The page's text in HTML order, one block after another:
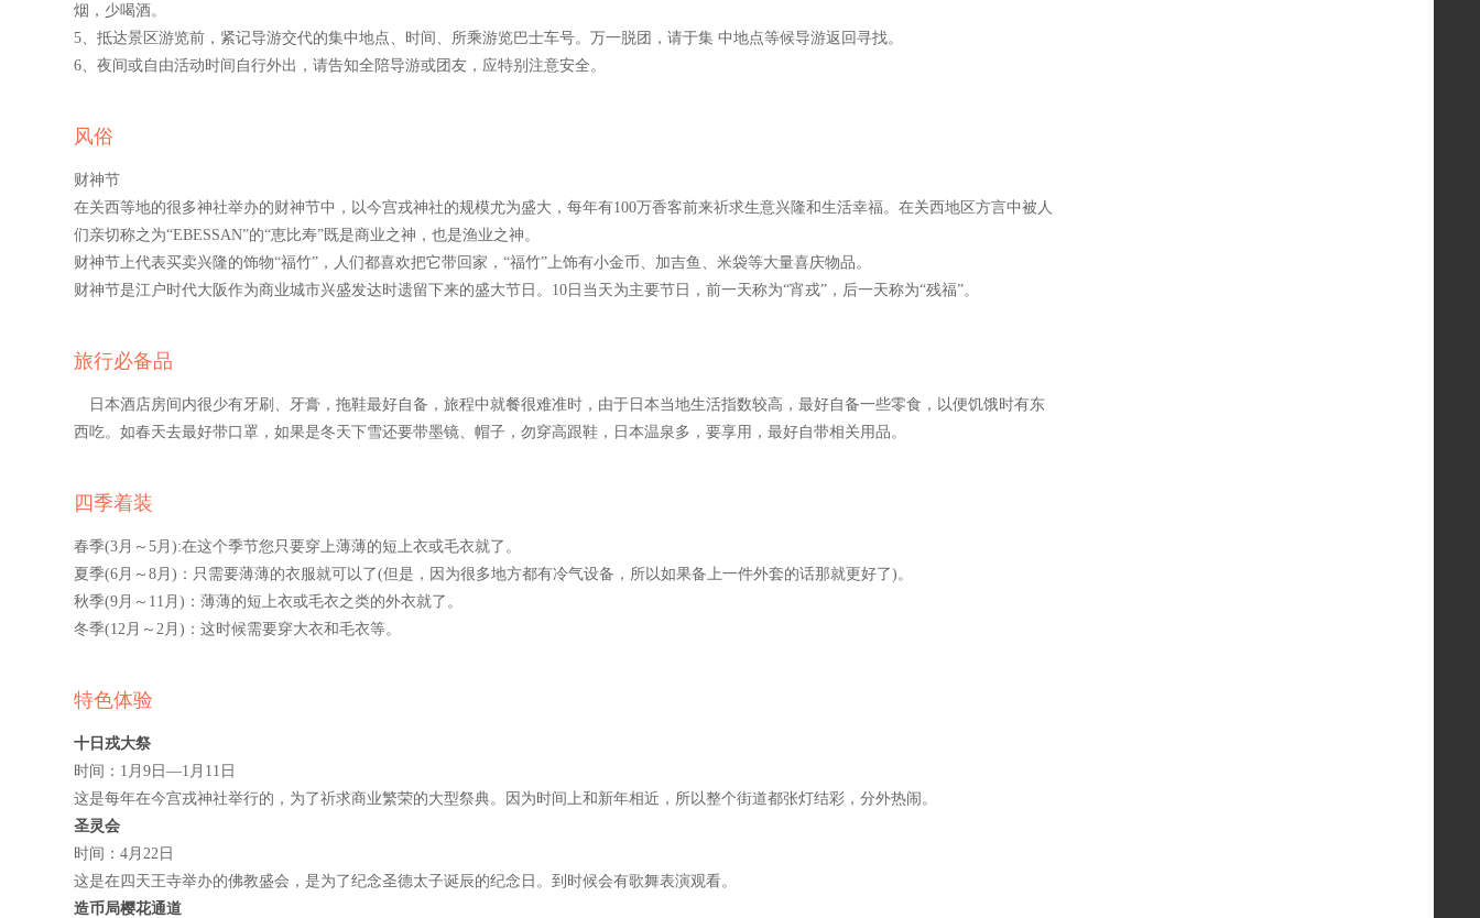
烟，少喝酒。
5、抵达景区游览前，紧记导游交代的集中地点、时间、所乘游览巴士车号。万一脱团，请于集 中地点等候导游返回寻找。
6、夜间或自由活动时间自行外出，请告知全陪导游或团友，应特别注意安全。
风俗
财神节
在关西等地的很多神社举办的财神节中，以今宫戎神社的规模尤为盛大，每年有100万香客前来祈求生意兴隆和生活幸福。在关西地区方言中被人
们亲切称之为“EBESSAN”的“恵比寿”既是商业之神，也是渔业之神。
财神节上代表买卖兴隆的饰物“福竹”，人们都喜欢把它带回家，“福竹”上饰有小金币、加吉鱼、米袋等大量喜庆物品。
财神节是江户时代大阪作为商业城市兴盛发达时遗留下来的盛大节日。10日当天为主要节日，前一天称为“宵戎”，后一天称为“残福”。
旅行必备品
日本酒店房间内很少有牙刷、牙膏，拖鞋最好自备，旅程中就餐很难准时，由于日本当地生活指数较高，最好自备一些零食，以便饥饿时有东
西吃。如春天去最好带口罩，如果是冬天下雪还要带墨镜、帽子，勿穿高跟鞋，日本温泉多，要享用，最好自带相关用品。
四季着装
春季(3月～5月):在这个季节您只要穿上薄薄的短上衣或毛衣就了。
夏季(6月～8月)：只需要薄薄的衣服就可以了(但是，因为很多地方都有冷气设备，所以如果备上一件外套的话那就更好了)。
秋季(9月～11月)：薄薄的短上衣或毛衣之类的外衣就了。
冬季(12月～2月)：这时候需要穿大衣和毛衣等。
特色体验
十日戎大祭
时间： 1 月 9 日 —1 月 11 日
这是每年在今宫戎神社举行的，为了祈求商业繁荣的大型祭典。因为时间上和新年相近，所以整个街道都张灯结彩，分外热闹。
圣灵会
时间： 4月 22 日
这是在四天王寺举办的佛教盛会，是为了纪念圣德太子诞辰的纪念日。到时候会有歌舞表演观看。
造币局樱花通道